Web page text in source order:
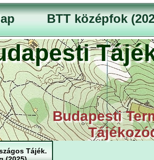
BTT középfok
Budapesti
Tájék.